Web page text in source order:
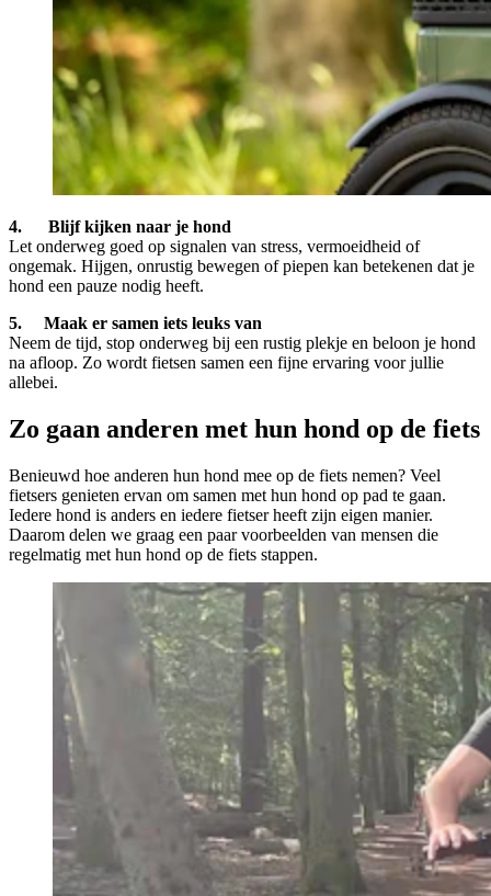
4. Blijf kijken naar je hond
Let onderweg goed op signalen van stress, vermoeidheid of
ongemak. Hijgen, onrustig bewegen of piepen kan betekenen dat je
hond een pauze nodig heeft.
5. Maak er samen iets leuks van
Neem de tijd, stop onderweg bij een rustig plekje en beloon je hond
na afloop. Zo wordt fietsen samen een fijne ervaring voor jullie
allebei.
Zo gaan anderen met hun hond op de fiets
Benieuwd hoe anderen hun hond mee op de fiets nemen? Veel
fietsers genieten ervan om samen met hun hond op pad te gaan.
Iedere hond is anders en iedere fietser heeft zijn eigen manier.
Daarom delen we graag een paar voorbeelden van mensen die
regelmatig met hun hond op de fiets stappen.